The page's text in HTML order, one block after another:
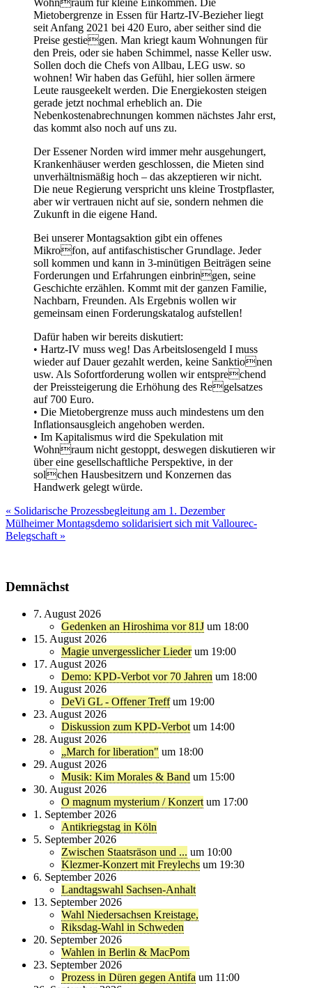
Wohnraum für kleine Einkommen. Die
Mietobergrenze in Essen für Hartz-IV-Bezieher liegt
seit Anfang 2021 bei 420 Euro, aber seither sind die
Preise gestiegen. Man kriegt kaum Wohnungen für
den Preis, oder sie haben Schimmel, nasse Keller usw.
Sollen doch die Chefs von Allbau, LEG usw. so
wohnen! Wir haben das Gefühl, hier sollen ärmere
Leute rausgeekelt werden. Die Energiekosten steigen
gerade jetzt nochmal erheblich an. Die
Nebenkostenabrechnungen kommen nächstes Jahr erst,
das kommt also noch auf uns zu.
Der Essener Norden wird immer mehr ausgehungert,
Krankenhäuser werden geschlossen, die Mieten sind
unverhältnismäßig hoch – das akzeptieren wir nicht.
Die neue Regierung verspricht uns kleine Trostpflaster,
aber wir vertrauen nicht auf sie, sondern nehmen die
Zukunft in die eigene Hand.
Bei unserer Montagsaktion gibt ein offenes
Mikrofon, auf antifaschistischer Grundlage. Jeder
soll kommen und kann in 3-minütigen Beiträgen seine
Forderungen und Erfahrungen einbringen, seine
Geschichte erzählen. Kommt mit der ganzen Familie,
Nachbarn, Freunden. Als Ergebnis wollen wir
gemeinsam einen Forderungskatalog aufstellen!
Dafür haben wir bereits diskutiert:
• Hartz-IV muss weg! Das Arbeitslosengeld I muss
wieder auf Dauer gezahlt werden, keine Sanktionen
usw. Als Sofortforderung wollen wir entsprechend
der Preissteigerung die Erhöhung des Regelsatzes
auf 700 Euro.
• Die Mietobergrenze muss auch mindestens um den
Inflationsausgleich angehoben werden.
• Im Kapitalismus wird die Spekulation mit
Wohnraum nicht gestoppt, deswegen diskutieren wir
über eine gesellschaftliche Perspektive, in der
solchen Hausbesitzern und Konzernen das
Handwerk gelegt würde.
Beitragsnavigation
« Solidarische Prozessbegleitung am 1. Dezember
Mülheimer Montagsdemo solidarisiert sich mit Vallourec-
Belegschaft »
Demnächst
7. August 2026
Gedenken an Hiroshima vor 81J um 18:00
15. August 2026
Magie unvergesslicher Lieder um 19:00
17. August 2026
Demo: KPD-Verbot vor 70 Jahren um 18:00
19. August 2026
DeVi GL - Offener Treff um 19:00
23. August 2026
Diskussion zum KPD-Verbot um 14:00
28. August 2026
„March for liberation" um 18:00
29. August 2026
Musik: Kim Morales & Band um 15:00
30. August 2026
O magnum mysterium / Konzert um 17:00
1. September 2026
Antikriegstag in Köln
5. September 2026
Zwischen Staatsräson und ... um 10:00
Klezmer-Konzert mit Freylechs um 19:30
6. September 2026
Landtagswahl Sachsen-Anhalt
13. September 2026
Wahl Niedersachsen Kreistage,
Riksdag-Wahl in Schweden
20. September 2026
Wahlen in Berlin & MacPom
23. September 2026
Prozess in Düren gegen Antifa um 11:00